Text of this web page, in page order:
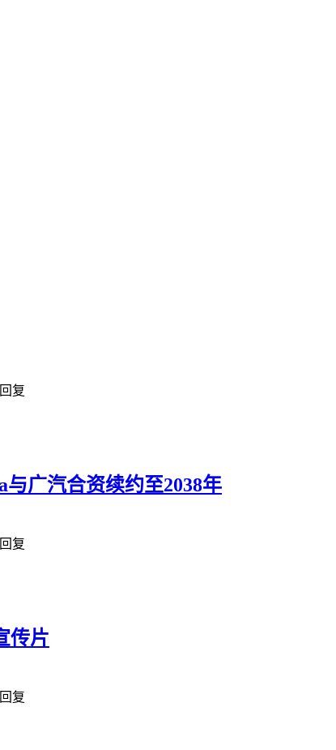
回复
广汽合资续约至2038年
回复
传片
回复